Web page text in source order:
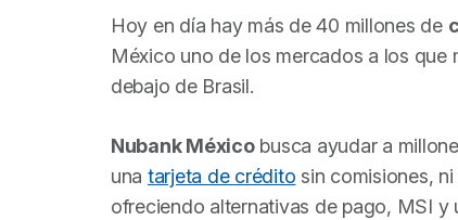
Hoy en día hay más de 40 millones de
México uno de los mercados a los que
debajo de Brasil.
Nubank Méxicobusca ayudar a
una tarjeta de crédito sin comisiones,
ofreciendo alternativas de pago, MSI y